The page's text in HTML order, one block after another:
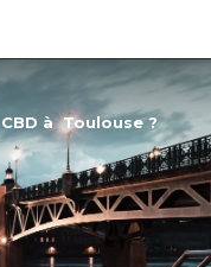
à Toulouse ?